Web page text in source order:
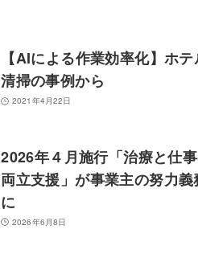
【AIによる作業効率化】ホ
清掃の事例から
2021年4月22日
2026年４月施行「治療と仕
両立支援」が事業主の努力義
に
2026年6月8日